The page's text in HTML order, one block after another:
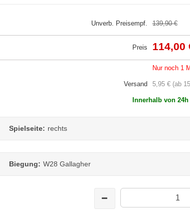
Unverb. Preisempf. 139,90 €
Preis 114,00
Nur noch 1
Versand 5,95 € (ab
Innerhalb von
Spielseite: rechts
Biegung: W28 Gallagher